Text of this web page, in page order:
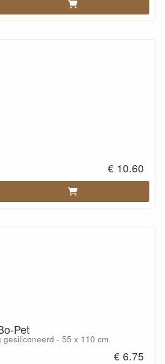
€ 10.60
Pet
- 55 x 110 cm
€ 6.75